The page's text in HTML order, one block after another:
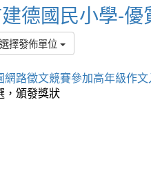
德國民小學-優
擇發佈單位
路徵文競賽參加高年級作
，頒發獎狀